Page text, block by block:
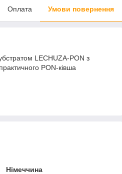
Оплата Умови повернення
LECHUZA-PON з
PON-ківша
Німеччина